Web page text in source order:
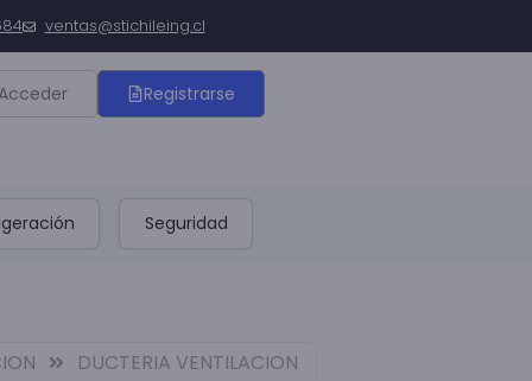
ventas@stichileing.cl
Registrarse
Seguridad
DUCTERIA VENTILACION